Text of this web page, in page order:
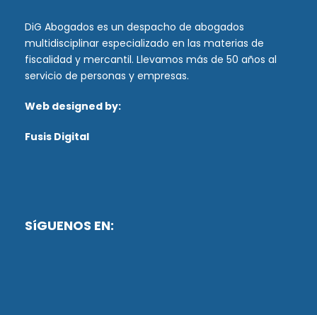
DiG Abogados es un despacho de abogados
multidisciplinar especializado en las materias de
fiscalidad y mercantil. Llevamos más de 50 años al
servicio de personas y empresas.
Web designed by:
Fusis Digital
SíGUENOS EN: